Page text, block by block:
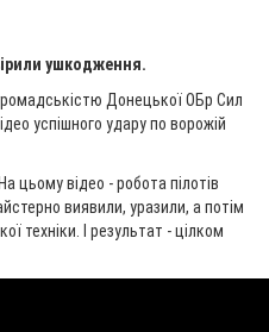
ушкодження.
Донецької ОБр Сил
успішного удару по ворожій
цьому відео - робота пілотів
виявили, уразили, а потім
техніки. І результат - цілком